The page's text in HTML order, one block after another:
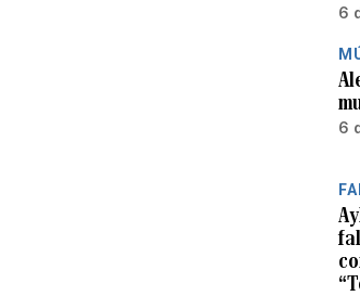
6
6